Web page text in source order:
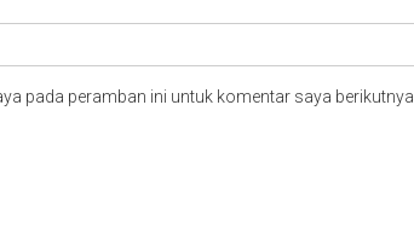
pada peramban ini untuk komentar saya berikutnya.